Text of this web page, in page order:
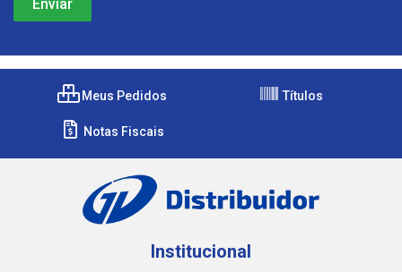
Meus Pedidos Títulos
Notas Fiscais
Institucional